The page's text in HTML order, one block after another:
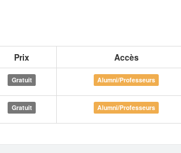
Prix Accès
Gratuit Alumni/Professeurs
Gratuit Alumni/Professeurs